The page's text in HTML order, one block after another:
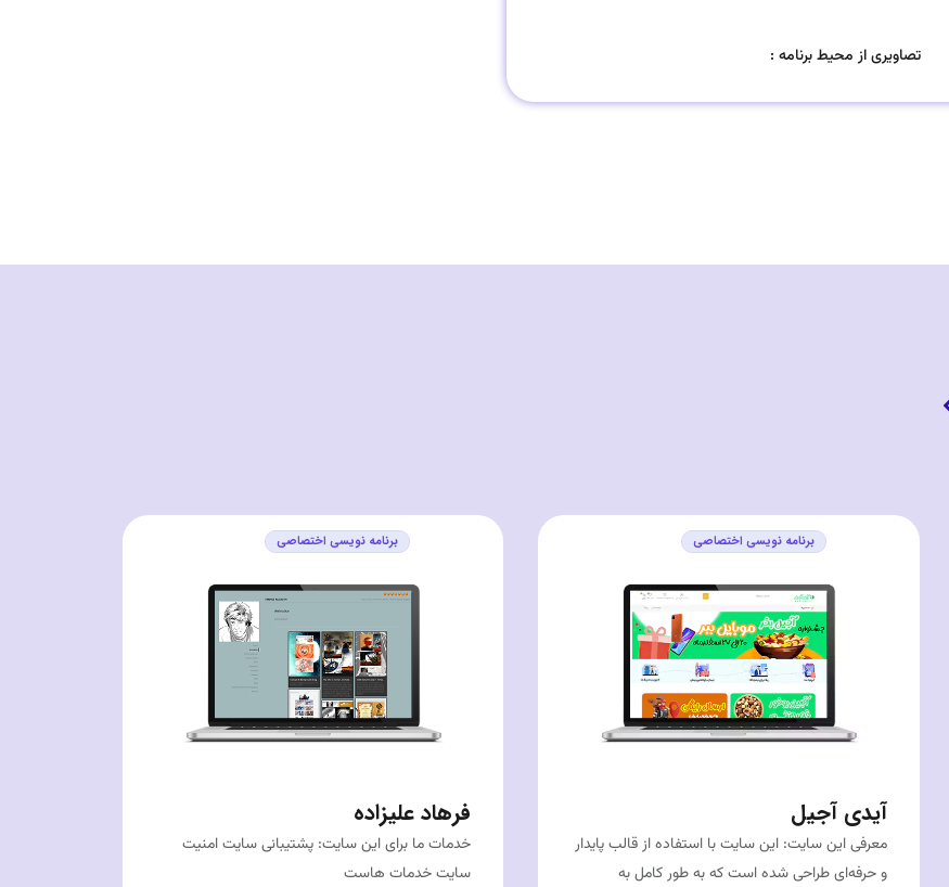
تصاویری از محیط برنامه :
برنامه نویسی اختصاصی
آیدی آجیل
معرفی این سایت: این سایت با استفاده از قالب پایدار
و حرفه‌ای طراحی شده است که به طور کامل به
برنامه نویسی اختصاصی
فرهاد علیزاده
خدمات ما برای این سایت: پشتیبانی سایت امنیت
سایت خدمات هاست